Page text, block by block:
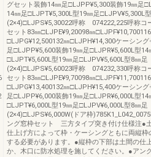
グセット装飾14㎜足□LJPP¥5,300装飾19㎜足
14㎜足□LJPT¥5,300L型19㎜足□LJPV¥5,300L
(2×4)□LJPS¥5,30022呼称 074222,225呼称コ
セット83㎜□LJPE¥9,20098㎜
□LJPG¥12,500132㎜□LJPH¥14,300ケーシング
足□LJPP¥5,600装飾19㎜足□LJPR¥5,600L型14
□LJPT¥5,600L型19㎜足□LJPV¥5,600L型8㎜足
(2×4)□LJPS¥5,60023呼称 074232,330呼称コ
セット83㎜□LJPE¥9,70098㎜
□LJPG¥13,400132㎜□LJPH¥15,400ケーシング
足□LJPP¥6,000装飾19㎜足□LJPR¥6,000L型14
□LJPT¥6,000L型19㎜足□LJPV¥6,000L型8㎜足
(2×4)□LJPS¥6,000W(ドア枠
ング窓枠セット 三方タイプ突き付け仕様注●
仕上げ方によって枠・ケーシングともに両縦枠
する必要があります。●縦枠の下部は土間の仕
か、木口に防水処理を施してください。●アン